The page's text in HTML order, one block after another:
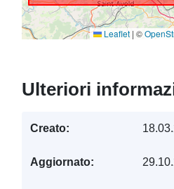
Leaflet | ©
Ulteriori
Creato:
Aggiornato: